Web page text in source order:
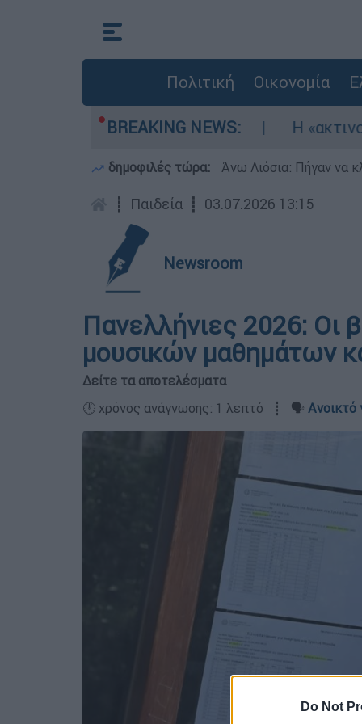
Do Not
Πολιτική Οικονομία
BREAKING NEWS:
τρία αεροσκάφη Η
δημοφιλές τώρα: Άνω Λιόσια: Πήγαν να
┋ Παιδεία ┋ 03.07.2026 13:15
Newsroom
Πανελλήνιες 2026: Οι
μουσικών μαθημάτων
Δείτε τα αποτελέσματα
🕛 χρόνος ανάγνωσης: 1 λεπτό ┋ 🗣️ Ανοικτό